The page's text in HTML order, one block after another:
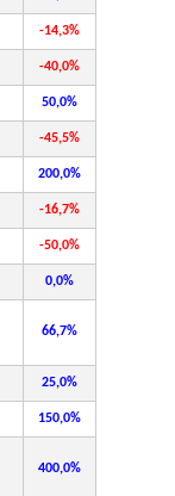
-14,3%
-40,0%
50,0%
-45,5%
200,0%
-16,7%
-50,0%
0,0%
66,7%
25,0%
150,0%
400,0%